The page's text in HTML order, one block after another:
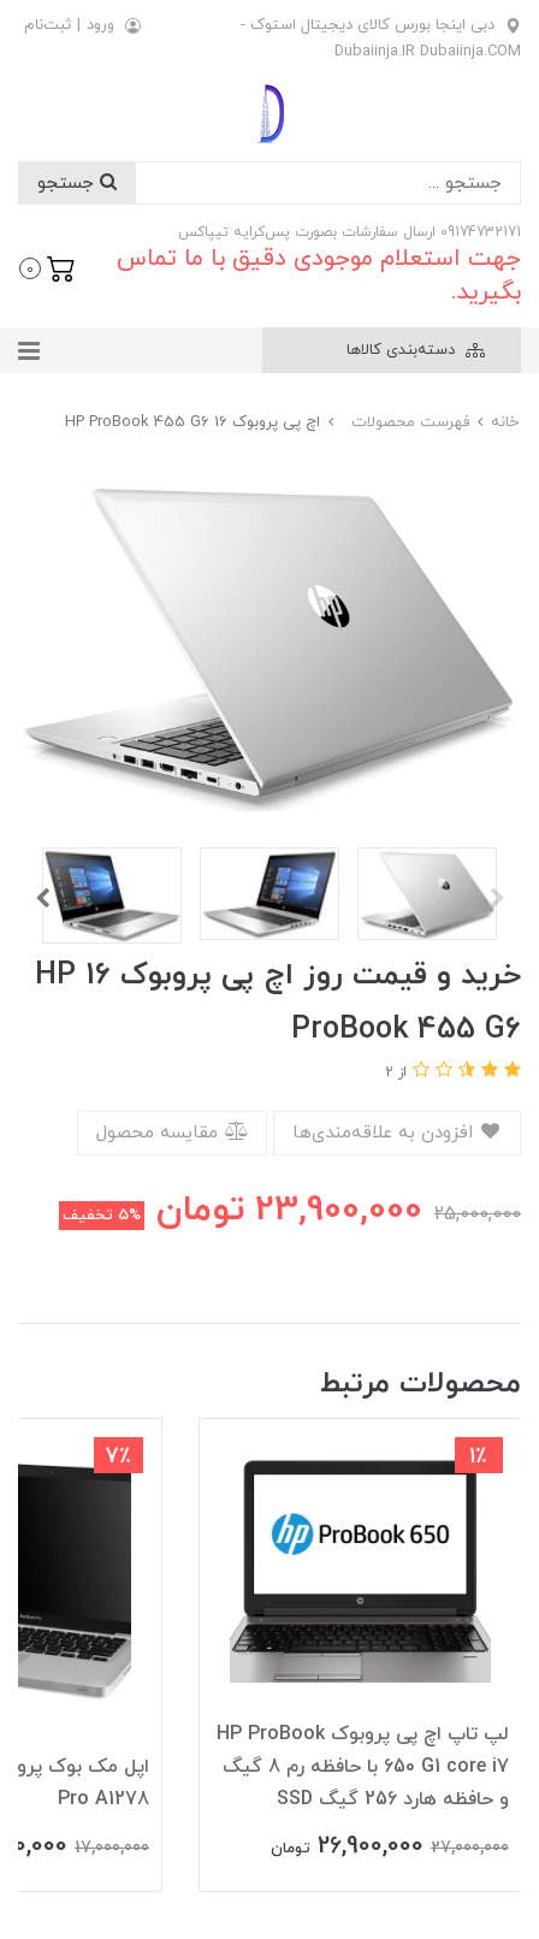
دبی اینجا بورس کالای دیجیتال استوک -
Dubaiinja.IR Dubaiinja.COM
ورود | ثبت‌نام
09174732171 ارسال سفارشات بصورت پس‌کرایه تیپاکس
جهت استعلام موجودی دقیق با ما تماس
بگیرید.
0
دسته‌بندی کالاها
خانه فهرست محصولات اچ پی پروبوک 16 HP ProBook 455 G6
خرید و قیمت روز اچ پی پروبوک 16 HP
ProBook 455 G6
از 2
مقایسه محصول
25,000,000
23,900,000 تومان 5% تخفیف
محصولات مرتبط
1٪
لپ تاپ اچ پی پروبوک HP ProBook
650 G1 core i7 با حافظه رم 8 گیگ
و حافظه هارد 256 گیگ SSD
27,000,000
26,900,000 تومان
7٪
Pro A1278
17,000,000